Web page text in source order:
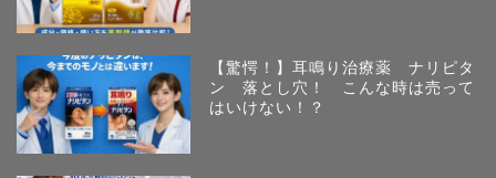
【驚愕！】耳鳴り治療薬 ナリピタ
ン 落とし穴！ こんな時は売って
はいけない！？